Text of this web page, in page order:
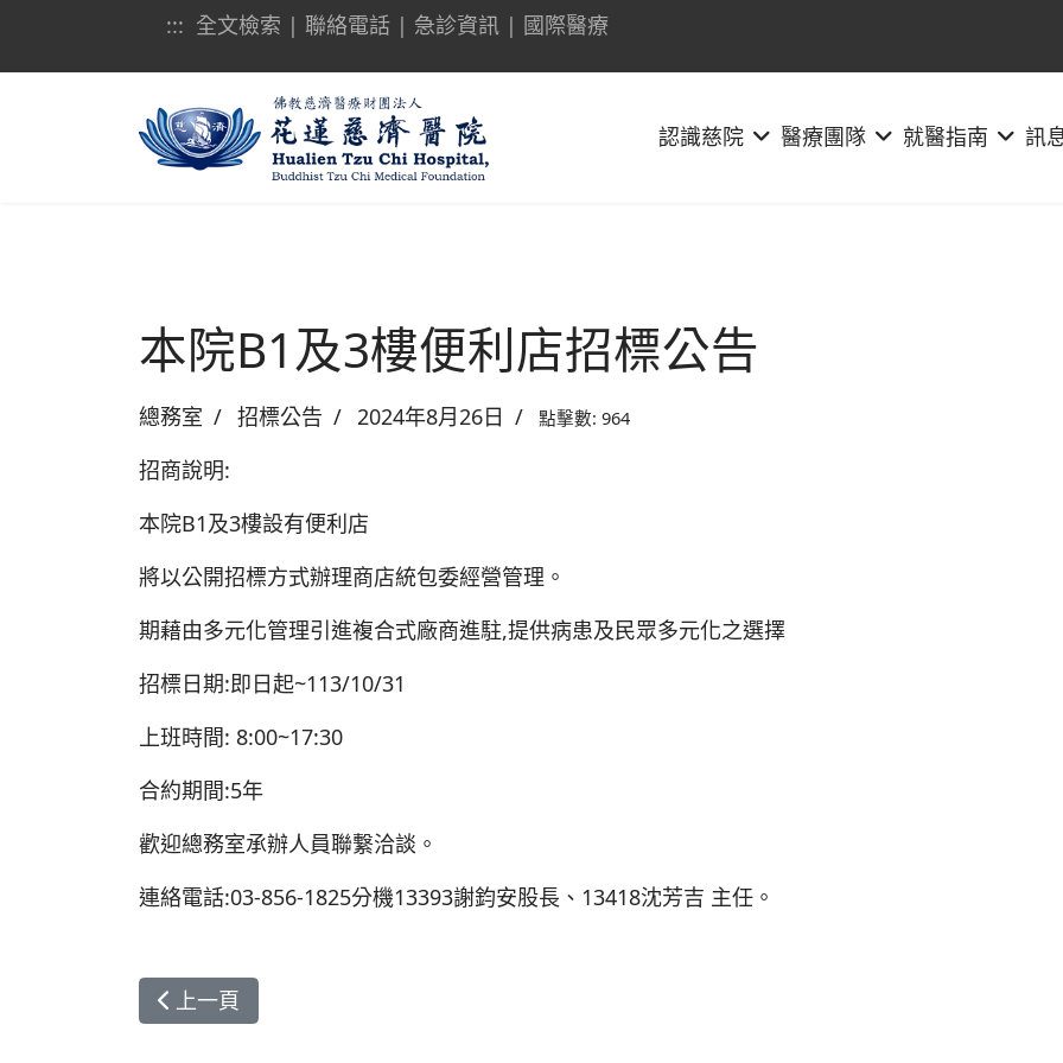
::: 全文檢索 | 聯絡電話| 急診資訊| 國際醫療
認識慈院 醫療團隊 就醫指南 訊
本院B1及3樓便利店招標公告
總務室 招標公告 2024年8月26日 點擊數: 964
招商說明:
本院B1及3樓設有便利店
將以公開招標方式辦理商店統包委經營管理。
期藉由多元化管理引進複合式廠商進駐,提供病患及民眾多元化之選擇
招標日期:即日起~113/10/31
上班時間: 8:00~17:30
合約期間:5年
歡迎總務室承辦人員聯繋洽談。
連絡電話:03-856-1825分機13393謝鈞安股長、13418沈芳吉 主任。
上一篇文章: 本院二樓「餐飲區」廠商 招標公告
上一頁